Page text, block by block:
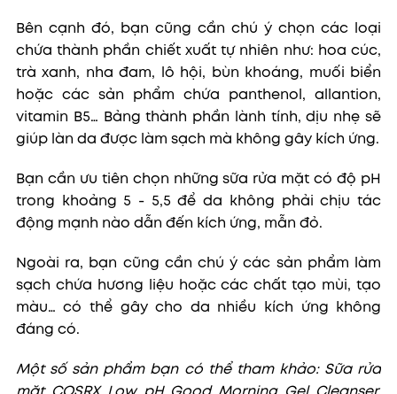
Bên cạnh đó, bạn cũng cần chú ý chọn các loại
chứa thành phần chiết xuất tự nhiên như: hoa cúc,
trà xanh, nha đam, lô hội, bùn khoáng, muối biển
hoặc các sản phẩm chứa panthenol, allantion,
vitamin B5… Bảng thành phần lành tính, dịu nhẹ sẽ
giúp làn da được làm sạch mà không gây kích ứng.
Bạn cần ưu tiên chọn những sữa rửa mặt có độ pH
trong khoảng 5 - 5,5 để da không phải chịu tác
động mạnh nào dẫn đến kích ứng, mẫn đỏ.
Ngoài ra, bạn cũng cần chú ý các sản phẩm làm
sạch chứa hương liệu hoặc các chất tạo mùi, tạo
màu… có thể gây cho da nhiều kích ứng không
đáng có.
Một số sản phẩm bạn có thể tham khảo: Sữa rửa